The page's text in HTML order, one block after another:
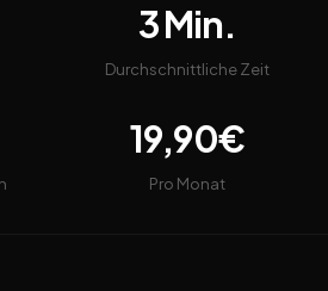
3 Min.
Durchschnittliche Zeit
19,90€
Pro Monat